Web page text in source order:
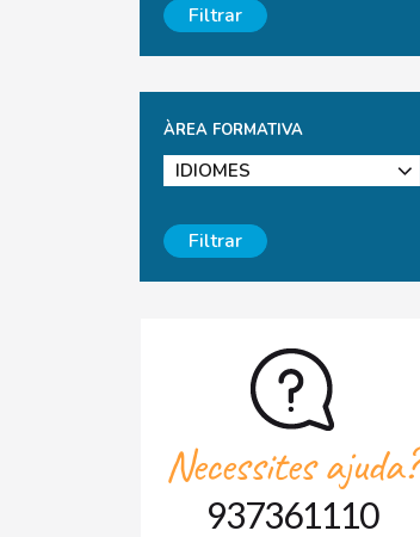
Filtrar
ÀREA FORMATIVA
Filtrar
Necessites ajuda?
937361110